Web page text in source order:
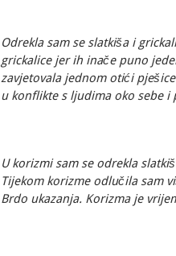
Odrekla sam se slatkiša i
grickalice jer ih inače puno
zavjetovala jednom otići
u konflikte s ljudima oko sebe
U korizmi sam se odrekla
Tijekom korizme odlučila sam
Brdo ukazanja. Korizma je